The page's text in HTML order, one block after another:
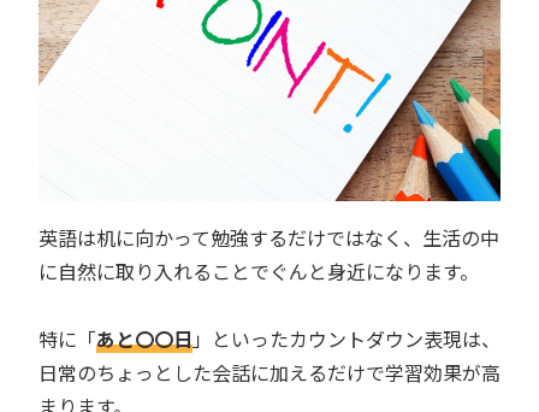
英語は机に向かって勉強するだけではなく、生活の中
に自然に取り入れることでぐんと身近になります。
特に「あと〇〇日」といったカウントダウン表現は、
日常のちょっとした会話に加えるだけで学習効果が高
まります。